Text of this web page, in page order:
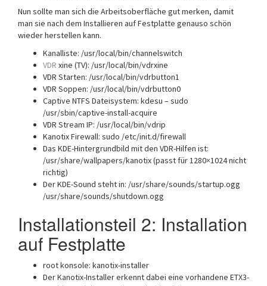
Nun sollte man sich die Arbeitsoberfläche gut merken, damit
man sie nach dem Installieren auf Festplatte genauso schön
wieder herstellen kann.
Kanalliste: /usr/local/bin/channelswitch
VDR xine (TV): /usr/local/bin/vdrxine
VDR Starten: /usr/local/bin/vdrbutton1
VDR Soppen: /usr/local/bin/vdrbutton0
Captive NTFS Dateisystem: kdesu – sudo
/usr/sbin/captive-install-acquire
VDR Stream IP: /usr/local/bin/vdrip
Kanotix Firewall: sudo /etc/init.d/firewall
Das KDE-Hintergrundbild mit den VDR-Hilfen ist:
/usr/share/wallpapers/kanotix (passt für 1280×1024 nicht
richtig)
Der KDE-Sound steht in: /usr/share/sounds/startup.ogg
/usr/share/sounds/shutdown.ogg
Installationsteil 2: Installation
auf Festplatte
root konsole: kanotix-installer
Der Kanotix-Installer erkennt dabei eine vorhandene ETX3-